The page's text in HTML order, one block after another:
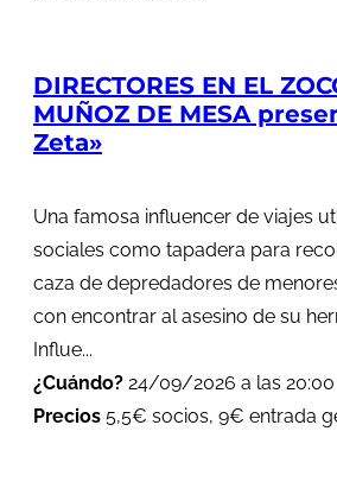
DIRECTORES EN EL
MUÑOZ DE MESA
Zeta»
Una famosa influencer de viajes
sociales como tapadera para
caza de depredadores de
con encontrar al asesino de su
Influe...
¿Cuándo? 24/09/2026 a las 20:00
Precios 5,5€ socios, 9€ entrada